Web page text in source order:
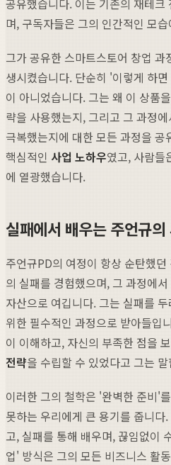
며, 구독자들은 그의 인간적인 모
그가 공유한 스마트스토어 창업
생시켰습니다. 단순히 '이렇게 하
이 아니었습니다. 그는 왜 이 상품
략을 사용했는지, 그리고 그 과정
극복했는지에 대한 모든 과정을 공
핵심적인 사업 노하우였고, 사람들
에 열광했습니다.
실패에서 배우는 주언규
주언규PD의 여정이 항상 순탄했
의 실패를 경험했으며, 그 과정에
자산으로 여깁니다. 그는 실패를
위한 필수적인 과정으로 받아들입
이 이해하고, 자신의 부족한 점을
전략을 수립할 수 있었다고 그는
이러한 그의 철학은 '완벽한 준비'
못하는 우리에게 큰 용기를 줍니
고, 실패를 통해 배우며, 끊임없이
업' 방식은 그의 모든 비즈니스 활